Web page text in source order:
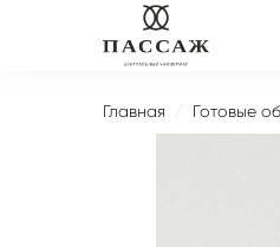
Главная Готовые